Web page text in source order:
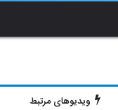
ویدیوهای مرتبط